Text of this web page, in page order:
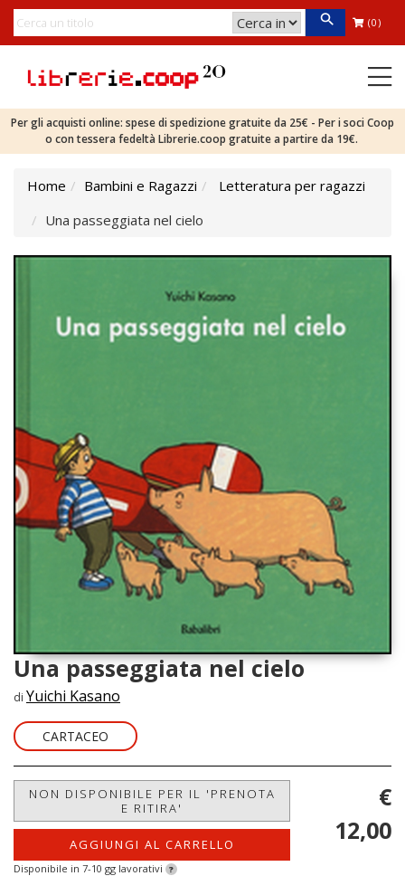
(0)
Per gli acquisti online: spese di spedizione gratuite da 25€ - Per i soci Coop
o con tessera fedeltà Librerie.coop gratuite a partire da 19€.
Home Bambini e Ragazzi
Letteratura per ragazzi
Una passeggiata nel cielo
Una passeggiata nel cielo
di Yuichi Kasano
CARTACEO
NON DISPONIBILE PER IL 'PRENOTA
E RITIRA'
AGGIUNGI AL CARRELLO
Disponibile in 7-10 gg lavorativi ?
€
12,00